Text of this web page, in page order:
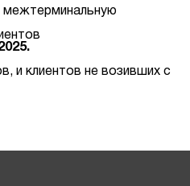
межтерминальную
и клиентов не возивших с